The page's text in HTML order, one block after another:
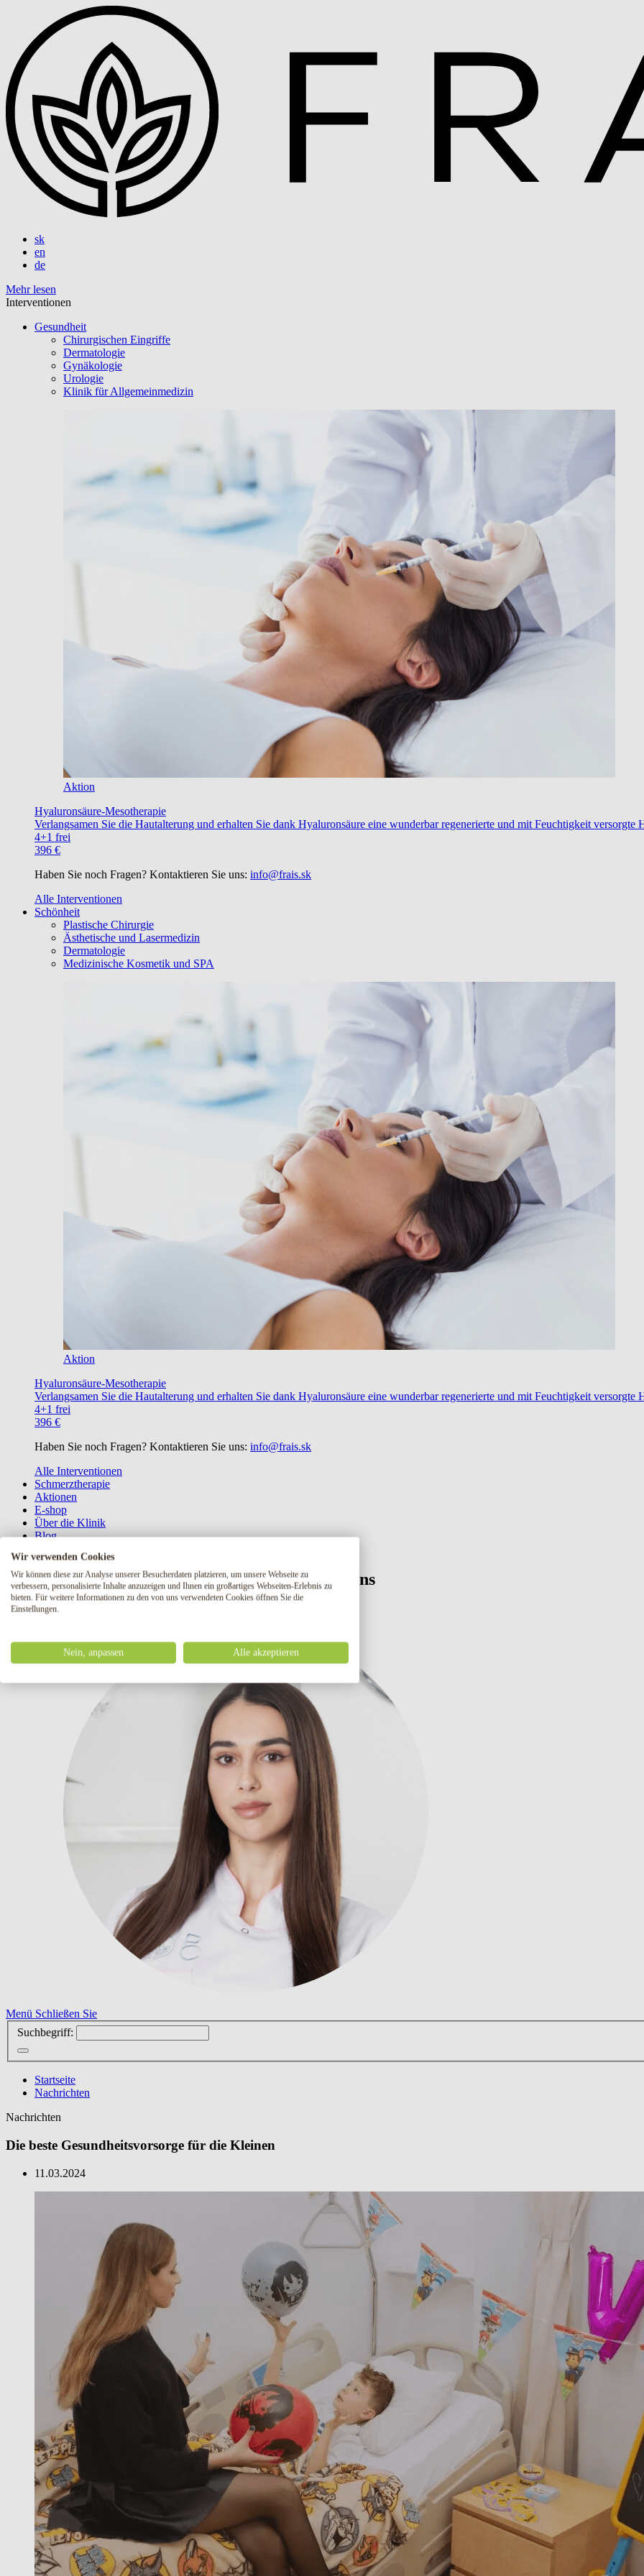
sk
en
de
Mehr lesen
Interventionen
Gesundheit
Chirurgischen Eingriffe
Dermatologie
Gynäkologie
Urologie
Klinik für Allgemeinmedizin
Aktion
Hyaluronsäure-Mesotherapie
Verlangsamen Sie die Hautalterung und erhalten Sie dank Hyaluronsäure eine wunderbar regenerierte und mit Feuchtigkeit versorgte
4+1 frei
396 €
Haben Sie noch Fragen? Kontaktieren Sie uns: info@frais.sk
Alle Interventionen
Schönheit
Plastische Chirurgie
Ästhetische und Lasermedizin
Dermatologie
Medizinische Kosmetik und SPA
Aktion
Hyaluronsäure-Mesotherapie
Verlangsamen Sie die Hautalterung und erhalten Sie dank Hyaluronsäure eine wunderbar regenerierte und mit Feuchtigkeit versorgte
4+1 frei
396 €
Haben Sie noch Fragen? Kontaktieren Sie uns: info@frais.sk
Alle Interventionen
Schmerztherapie
Aktionen
E-shop
Über die Klinik
Blog
Haben Sie noch Fragen? Kontaktieren Sie uns
Kontakt
Menü Schließen Sie
Suchbegriff:
Startseite
Nachrichten
Nachrichten
Die beste Gesundheitsvorsorge für die Kleinen
11.03.2024
Wir verwenden Cookies
Wir können diese zur Analyse unserer Besucherdaten platzieren, um unsere Webseite zu
verbessern, personalisierte Inhalte anzuzeigen und Ihnen ein großartiges Webseiten-Erlebnis zu
bieten. Für weitere Informationen zu den von uns verwendeten Cookies öffnen Sie die
Einstellungen.
Nein, anpassen Alle akzeptieren